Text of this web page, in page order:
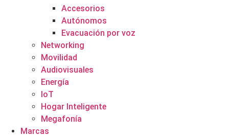
Accesorios
Autónomos
Evacuación por voz
Networking
Movilidad
Audiovisuales
Energía
IoT
Hogar Inteligente
Megafonía
Marcas